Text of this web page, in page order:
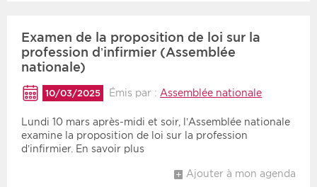
Examen de la proposition de loi sur la
profession d’infirmier (Assemblée
nationale)
10/03/2025 Émis par : Assemblée nationale
Lundi 10 mars après-midi et soir, l’Assemblée nationale
examine la proposition de loi sur la profession
d’infirmier. En savoir plus
Ajouter à mon agenda